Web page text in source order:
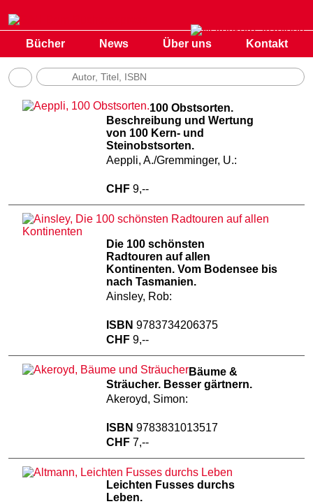
Bücher News Über uns Kontakt
100 Obstsorten.
Beschreibung und Wertung
von 100 Kern- und
Steinobstsorten.
Aeppli, A./Gremminger, U.:
CHF 9,--
Die 100 schönsten
Radtouren auf allen
Kontinenten. Vom Bodensee bis
nach Tasmanien.
Ainsley, Rob:
ISBN 9783734206375
CHF 9,--
Bäume &
Sträucher. Besser gärtnern.
Akeroyd, Simon:
ISBN 9783831013517
CHF 7,--
Leichten Fusses durchs
Leben.